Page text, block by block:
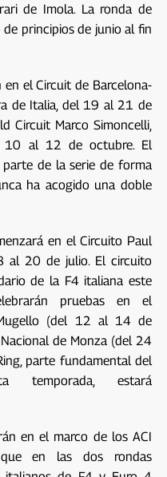
de Imola. La ronda de
de principios de junio al fin
en el Circuit de Barcelona-
de Italia, del 19 al 21 de
Circuit Marco Simoncelli,
10 al 12 de octubre. El
de la serie de forma
ha acogido una doble
en el Circuito Paul
al 20 de julio. El circuito
de la F4 italiana este
pruebas en el
(del 12 al 14 de
de Monza (del 24
parte fundamental del
temporada, estará
en el marco de los ACI
que en las dos rondas